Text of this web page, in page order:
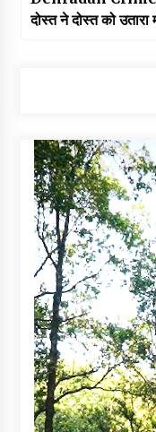
दोस्त ने दोस्त को उतारा